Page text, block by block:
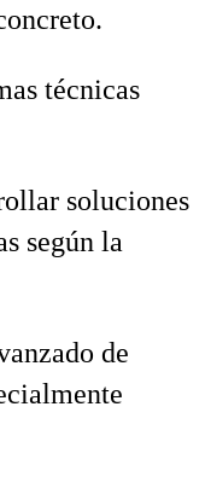
técnicas
soluciones
según la
de